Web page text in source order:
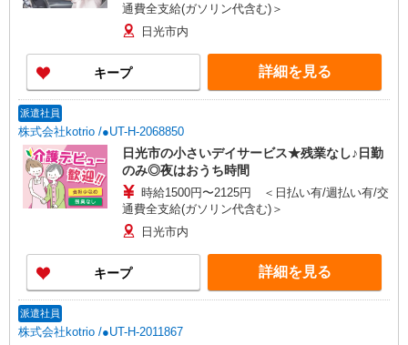
通費全支給(ガソリン代含む)＞
日光市内
キープ 詳細を見る
派遣社員
株式会社kotrio /●UT-H-2068850
日光市の小さいデイサービス★残業なし♪日勤
のみ◎夜はおうち時間
時給1500円〜2125円 ＜日払い有/週払い有/交
通費全支給(ガソリン代含む)＞
日光市内
キープ 詳細を見る
派遣社員
株式会社kotrio /●UT-H-2011867